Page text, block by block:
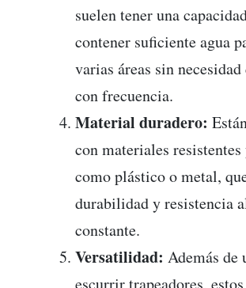
suelen tener una
contener suficiente agua
varias áreas sin
con frecuencia.
Material duradero:
con materiales
como plástico o metal,
durabilidad y resistencia
constante.
Versatilidad: Además de
escurrir trapeadores,